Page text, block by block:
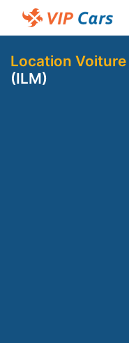
Location Voiture
(ILM)